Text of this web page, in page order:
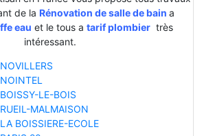
de la Rénovation de salle de bain a
eau et le tous a tarif plombiertrès
intéressant.
LE-BOIS
MALMAISON
BOISSIERE-ECOLE